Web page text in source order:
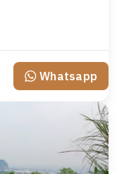
Whatsapp